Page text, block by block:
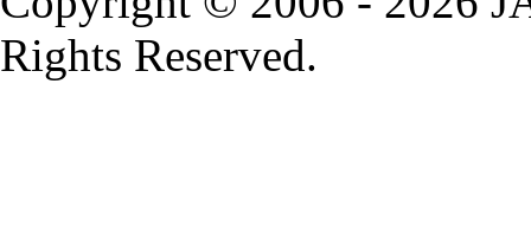
Rights Reserved.